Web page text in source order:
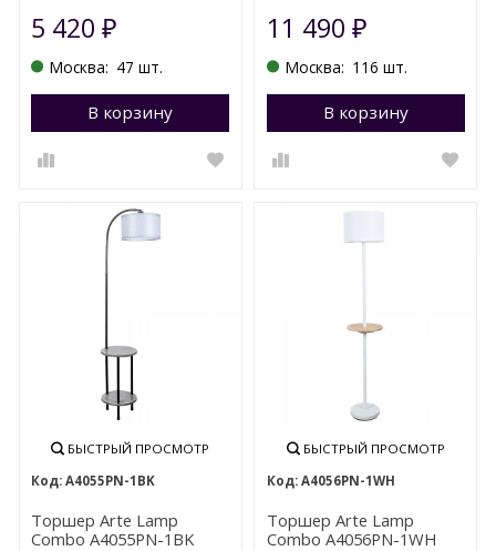
5 420₽
Москва: 47 шт.
В корзину Перейти в корзину
11 490 ₽
Москва: 116 шт.
В корзину
БЫСТРЫЙ ПРОСМОТР
A4055PN-1BK
Торшер Arte Lamp
Combo A4055PN-1BK
БЫСТРЫЙ ПРОСМОТР
A4056PN-1WH
Торшер Arte Lamp
Combo A4056PN-1WH